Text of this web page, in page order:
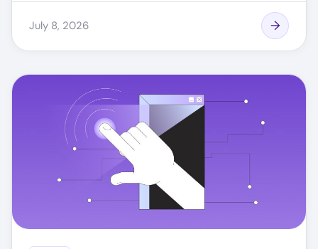
July 8, 2026